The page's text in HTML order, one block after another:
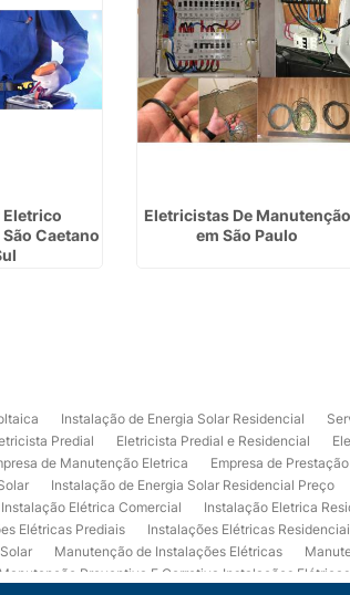
Caetano
Eletricistas De Manutenção
em São Paulo
Instalação de Energia Solar Residencial
Predial Eletricista Predial e Residencial
de Manutenção Eletrica
Empresa de
Instalação de Energia Solar Residencial Preço
Instalação Elétrica Comercial
Instalação Eletrica
Elétricas Prediais Instalações Elétricas
Manutenção de Instalações Elétricas
Manutenção Preventiva E Corretiva Instalações Elétricas